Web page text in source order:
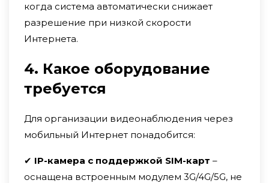
когда система автоматически снижает
разрешение при низкой скорости
Интернета.
4. Какое оборудование
требуется
Для организации видеонаблюдения через
мобильный Интернет понадобится:
✔ IP-камера с поддержкой SIM-карт –
оснащена встроенным модулем 3G/4G/5G, не